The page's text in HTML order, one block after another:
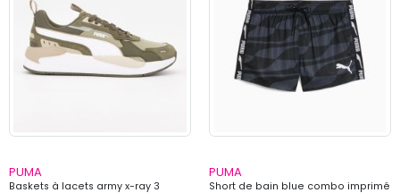
PUMA
Baskets à lacets army x-ray 3
PUMA
Short de bain blue combo imprimé